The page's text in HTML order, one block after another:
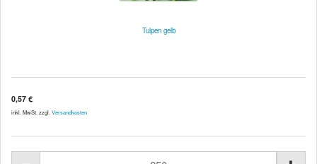
Tulpen gelb
0,57 €
inkl. MwSt. zzgl. Versandkosten